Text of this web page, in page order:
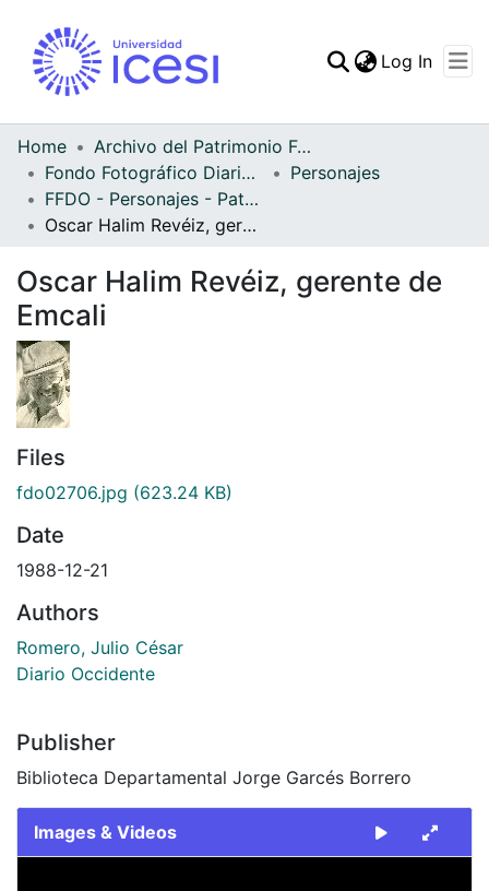
Statistics
Log In
Home
Archivo del Patrimonio Fotográfico y Fílmico del Valle del Cauca
Fondo Fotográfico Diario Occidente
Personajes
FFDO - Personajes - Patrimonial
Oscar Halim Revéiz, gerente de Emcali
Oscar Halim Revéiz, gerente de
Emcali
Files
fdo02706.jpg (623.24 KB)
Date
1988-12-21
Authors
Romero, Julio César
Diario Occidente
Publisher
Biblioteca Departamental Jorge Garcés Borrero
Images & Videos